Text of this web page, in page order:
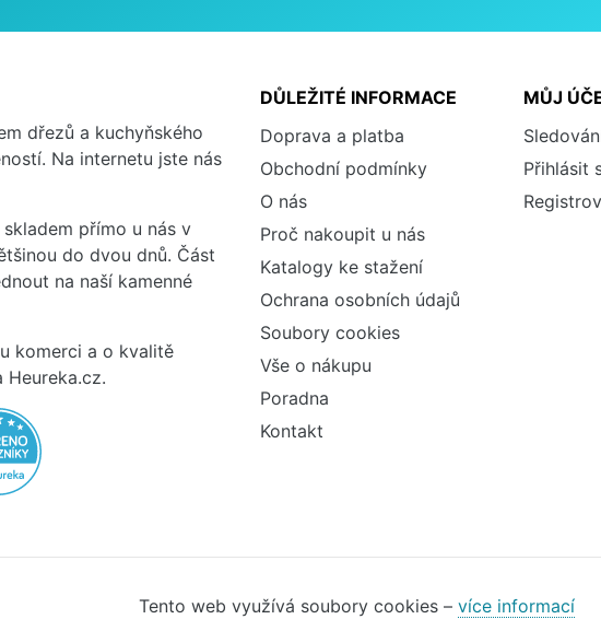
dřezů a kuchyňského
Na internetu jste nás
přímo u nás v
do dvou dnů. Část
na naší kamenné
komerci a o kvalitě
Heureka.cz.
DŮLEŽITÉ INFORMACE
Doprava a platba
Obchodní podmínky
O nás
Proč nakoupit u nás
Katalogy ke stažení
Ochrana osobních údajů
Soubory cookies
Vše o nákupu
Poradna
Kontakt
MŮJ
Přihlásit
Tento web využívá soubory cookies – více informací